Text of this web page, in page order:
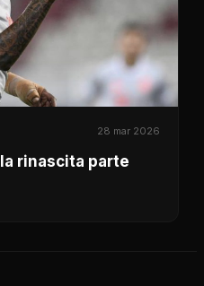
28 mar 2026
rinascita parte